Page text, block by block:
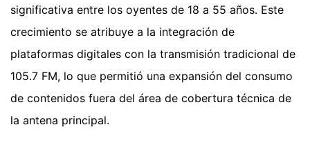
significativa entre los oyentes de 18 a 55 años. Este
crecimiento se atribuye a la integración de
plataformas digitales con la transmisión tradicional de
105.7 FM, lo que permitió una expansión del consumo
de contenidos fuera del área de cobertura técnica de
la antena principal.